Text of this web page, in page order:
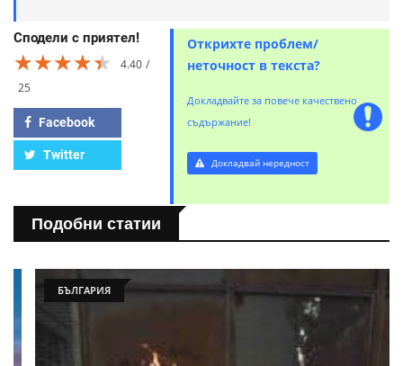
Сподели с приятел!
★★★★★
★★★★★
★★★★★
4.40
25
Facebook
Twitter
Открихте проблем/
неточност в текста?
Докладвайте за повече качествено
съдържание!
Докладвай нередност
Подобни статии
БЪЛГАРИЯ